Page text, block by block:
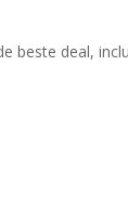
beste deal,